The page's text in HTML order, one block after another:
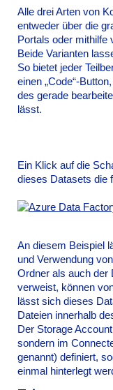
Alle drei Arten von
entweder über die
Portals oder mithilfe
Beide Varianten
So bietet jeder
einen „Code“-
des gerade
lässt.
Ein Klick auf die
dieses Datasets die
An diesem Beispiel
und Verwendung
Ordner als auch der
verweist, können
lässt sich dieses
Dateien innerhalb
Der Storage
sondern im
genannt) definiert,
einmal hinterlegt